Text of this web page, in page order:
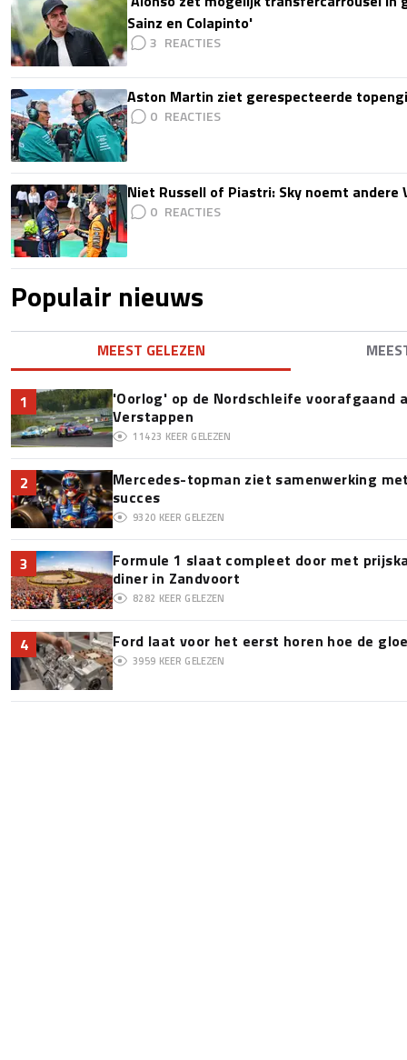
Sainz en Colapinto'
3
Aston Martin ziet gerespecteerde
0
Niet Russell of Piastri: Sky noemt
0
Populair nieuws
MEEST GELEZEN
1
'Oorlog' op de Nordschleife voorafgaand
Verstappen
11423 KEER GELEZEN
2
Mercedes-topman ziet samenwerking
succes
9320 KEER GELEZEN
3
Formule 1 slaat compleet door met
diner in Zandvoort
8282 KEER GELEZEN
4 Ford laat voor het eerst horen hoe de
3959 KEER GELEZEN